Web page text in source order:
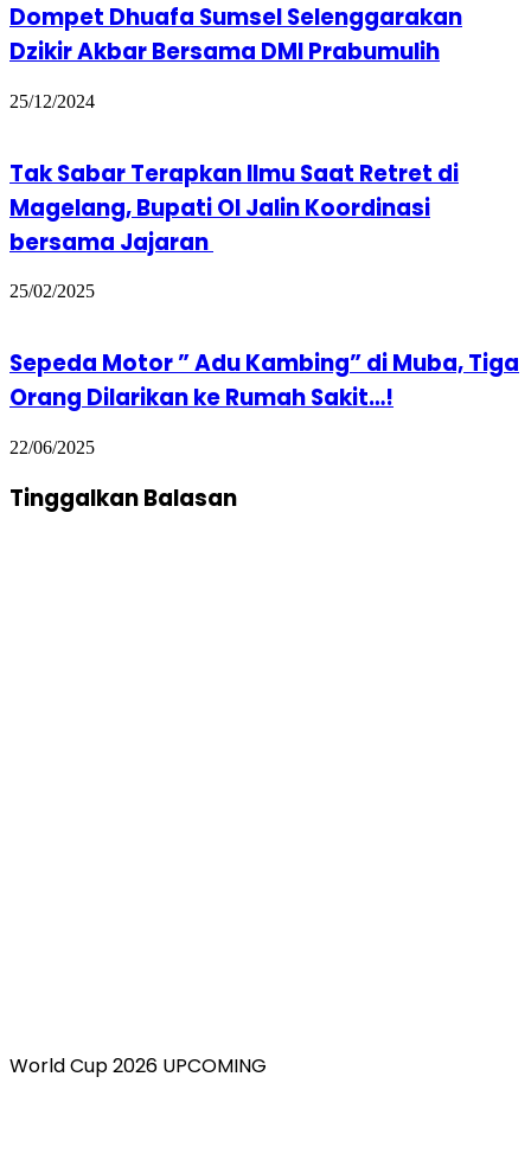
Dompet Dhuafa Sumsel Selenggarakan
Dzikir Akbar Bersama DMI Prabumulih
25/12/2024
Tak Sabar Terapkan Ilmu Saat Retret di
Magelang, Bupati OI Jalin Koordinasi
bersama Jajaran
25/02/2025
Sepeda Motor ” Adu Kambing” di Muba, Tiga
Orang Dilarikan ke Rumah Sakit…!
22/06/2025
Tinggalkan Balasan
World Cup 2026 UPCOMING